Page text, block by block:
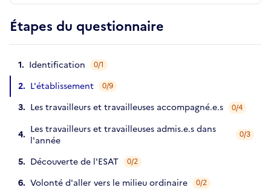
Étapes du questionnaire
Identification 0/1
L'établissement 0/9
Les travailleurs et travailleuses accompagné.e.s 0/4
Les travailleurs et travailleuses admis.e.s dans
l'année
0/3
Découverte de l'ESAT 0/2
Volonté d'aller vers le milieu ordinaire 0/2